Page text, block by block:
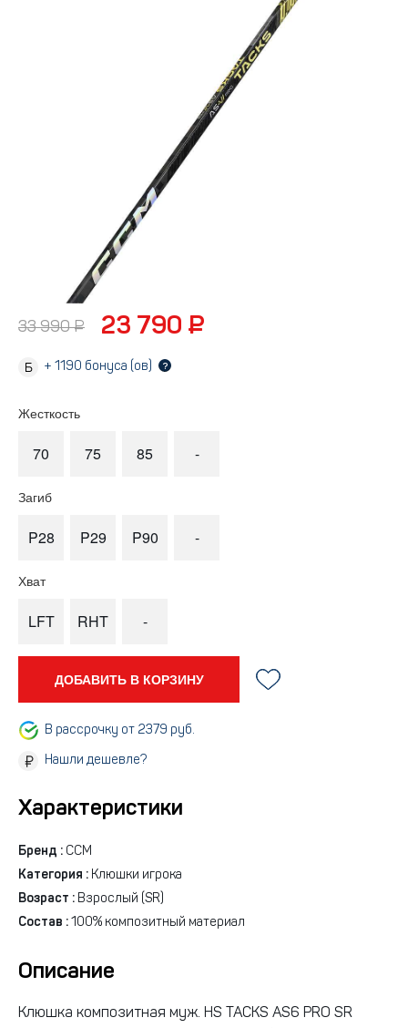
33 990 ₽ 23 790 ₽
+ 1190 бонуса (ов) ?
Жесткость
70 75 85 -
Загиб
P28 P29 P90 -
Хват
LFT RHT -
ДОБАВИТЬ В КОРЗИНУ
В рассрочку от 2379 руб.
Нашли дешевле?
Характеристики
Бренд : CCM
Категория : Клюшки игрока
Возраст : Взрослый (SR)
Состав : 100% композитный материал
Описание
Клюшка композитная муж. HS TACKS AS6 PRO SR